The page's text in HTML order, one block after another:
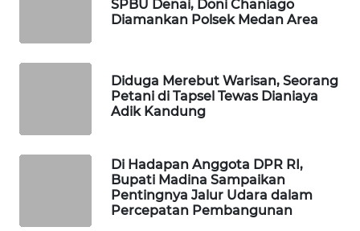
SPBU Denai, Doni Chaniago
Diamankan Polsek Medan Area
Diduga Merebut Warisan, Seorang
Petani di Tapsel Tewas Dianiaya
Adik Kandung
Di Hadapan Anggota DPR RI,
Bupati Madina Sampaikan
Pentingnya Jalur Udara dalam
Percepatan Pembangunan
ALPERKLINAS
TAMBANG